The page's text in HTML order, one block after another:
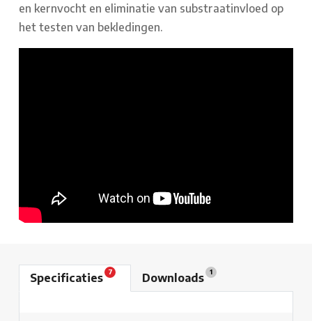
en kernvocht en eliminatie van substraatinvloed op
het testen van bekledingen.
Specificaties 7 Downloads 1